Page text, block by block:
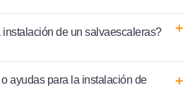
de un salvaescaleras?
ayudas para la instalación de